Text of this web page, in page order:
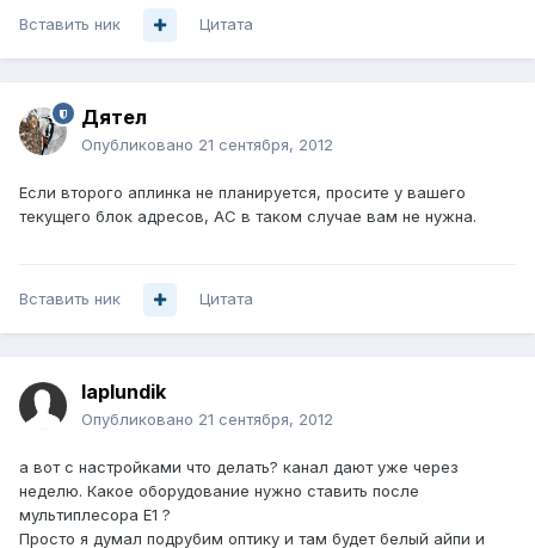
Вставить ник Цитата
Дятел
Опубликовано 21 сентября, 2012
Если второго аплинка не планируется, просите у вашего
текущего блок адресов, АС в таком случае вам не нужна.
Вставить ник Цитата
laplundik
Опубликовано 21 сентября, 2012
а вот с настройками что делать? канал дают уже через
неделю. Какое оборудование нужно ставить после
мультиплесора Е1 ?
Просто я думал подрубим оптику и там будет белый айпи и